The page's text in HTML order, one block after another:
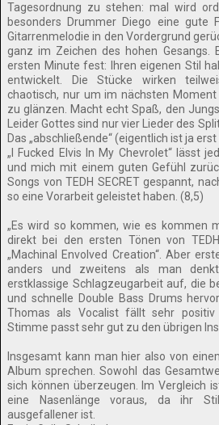
Tagesordnung zu stehen: mal wird
besonders Drummer Diego eine gute
Gitarrenmelodie in den Vordergrund
ganz im Zeichen des hohen Gesangs.
ersten Minute fest: Ihren eigenen Stil
entwickelt. Die Stücke wirken
chaotisch, nur um im nächsten
zu glänzen. Macht echt Spaß, den
Leider Gottes sind nur vier Lieder des
Das „abschließende“ (eigentlich ist ja
„I Fucked Elvis In My Chevrolet“ lässt
und mich mit einem guten Gefühl
Songs von TEDH SECRET gespannt,
so eine Vorarbeit geleistet haben. (8,5)
„Es wird so kommen, wie es kommen
direkt bei den ersten Tönen von TEDH
„Machinal Envolved Creation“. Aber
anders und zweitens als man
erstklassige Schlagzeugarbeit auf, die
und schnelle Double Bass Drums
Thomas als Vocalist fällt sehr
Stimme passt sehr gut zu den übrigen
Insgesamt kann man hier also von
Album sprechen. Sowohl das
sich können überzeugen. Im Vergleich
eine Nasenlänge voraus, da ihr
ausgefallener ist.